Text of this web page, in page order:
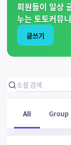
회원들이 일상
누는 토토커뮤
글쓰기
All Group